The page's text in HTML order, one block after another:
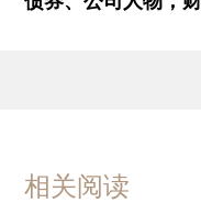
相关阅读